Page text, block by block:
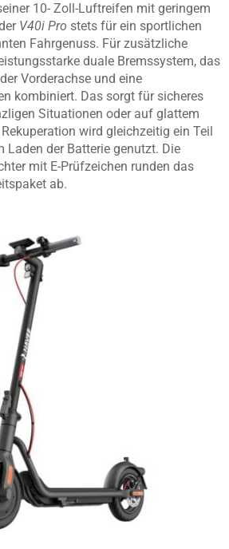
10- Zoll-Luftreifen mit geringem
V40i Pro stets für ein sportlichen
Fahrgenuss. Für zusätzliche
duale Bremssystem, das
Vorderachse und eine
kombiniert. Das sorgt für sicheres
Situationen oder auf glattem
wird gleichzeitig ein Teil
Laden der Batterie genutzt. Die
mit E-Prüfzeichen runden das
ab.